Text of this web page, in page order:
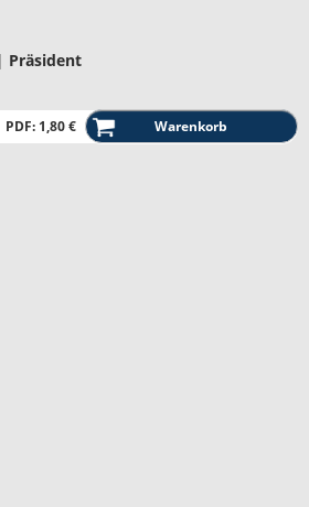
| Präsident
PDF: 1,80 €